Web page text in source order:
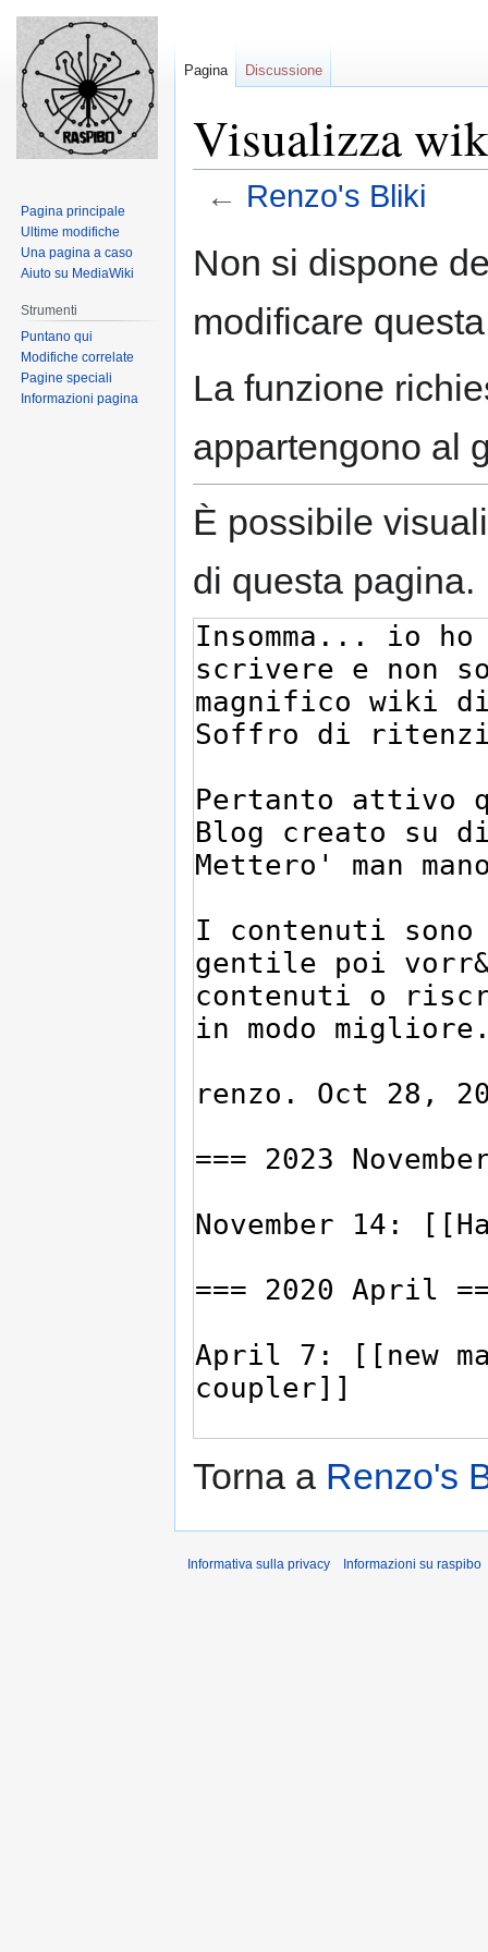
Visualizza
← Renzo's Bliki
toto
Non si dispone
modificare
La funzione
appartengono al
È possibile
di questa pagina.
Torna a Renzo's
Pagina Discussione
Pagina principale
Ultime modifiche
Una pagina a caso
Aiuto su MediaWiki
Strumenti
Puntano qui
Modifiche correlate
Pagine speciali
Informazioni pagina
Informativa sulla privacy Informazioni su raspibo